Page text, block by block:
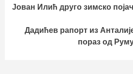
Reading
Јован Илић друго зимско
Дадићев рапорт из
пораз од